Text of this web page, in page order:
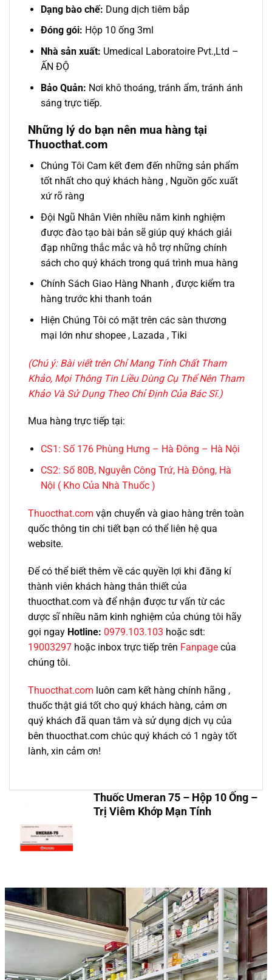
Dạng bào chế: Dung dịch tiêm bắp
Đóng gói: Hộp 10 ống 3ml
Nhà sản xuất: Umedical Laboratoire Pvt.,Ltd –
ẤN ĐỘ
Bảo Quản: Nơi khô thoáng, tránh ẩm, tránh ánh
sáng trực tiếp.
Những lý do bạn nên mua hàng tại
Thuocthat.com
Chúng Tôi Cam kết đem đến những sản phẩm
tốt nhất cho quý khách hàng , Nguồn gốc xuất
xứ rõ ràng
Đội Ngũ Nhân Viên nhiều năm kinh nghiệm
được đào tạo bài bản sẽ giúp quý khách giải
đạp những thắc mắc và hỗ trợ những chính
sách cho quý khách trong quá trình mua hàng
Chính Sách Giao Hàng Nhanh , được kiểm tra
hàng trước khi thanh toán
Hiện Chúng Tôi có mặt trên các sàn thương
mại lớn như shopee , Lazada , Tiki
(Chú ý: Bài viết trên Chỉ Mang Tính Chất Tham
Khảo, Mọi Thông Tin Liều Dùng Cụ Thể Nên Tham
Khảo Và Sử Dụng Theo Chỉ Định Của Bác Sĩ.)
Mua hàng trực tiếp tại:
CS1: Số 176 Phùng Hưng – Hà Đông – Hà Nội
CS2: Số 80B, Nguyễn Công Trứ, Hà Đông, Hà
Nội ( Kho Của Nhà Thuốc )
Thuocthat.com vận chuyển và giao hàng trên toàn
quốc thông tin chi tiết bạn có thể liên hệ qua
website.
Để có thể biết thêm về các quyền lợi khi đăng kí
thành viên khách hàng thân thiết của
thuocthat.com và để nhận được tư vấn từ các
dược sĩ nhiều năm kinh nghiệm của chúng tôi hãy
gọi ngay Hotline: 0979.103.103 hoặc sdt:
19003297 hoặc inbox trực tiếp trên Fanpage của
chúng tôi.
Thuocthat.com luôn cam kết hàng chính hãng ,
thuốc thật giá tốt cho quý khách hàng, cảm ơn
quý khách đã quan tâm và sử dụng dịch vụ của
bên thuocthat.com chúc quý khách có 1 ngày tốt
lành, xin cảm ơn!
Thuốc Umeran 75 – Hộp 10 Ống –
Trị Viêm Khớp Mạn Tính